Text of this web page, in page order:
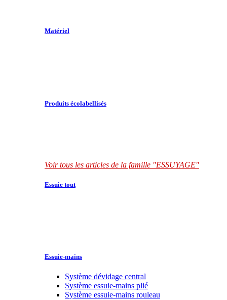
Matériel
Produits écolabellisés
Voir tous les articles de la famille "ESSUYAGE"
Essuie tout
Essuie-mains
Système dévidage central
Système essuie-mains plié
Système essuie-mains rouleau